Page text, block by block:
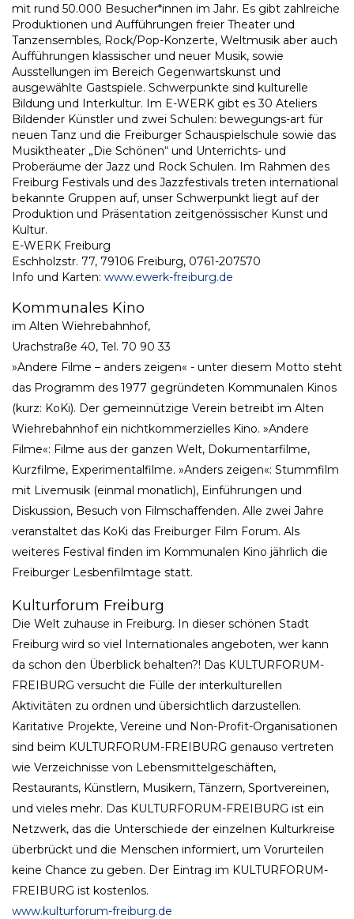
mit rund 50.000 Besucher*innen im Jahr. Es gibt zahlreiche
Produktionen und Aufführungen freier Theater und
Tanzensembles, Rock/Pop-Konzerte, Weltmusik aber auch
Aufführungen klassischer und neuer Musik, sowie
Ausstellungen im Bereich Gegenwartskunst und
ausgewählte Gastspiele. Schwerpunkte sind kulturelle
Bildung und Interkultur. Im E-WERK gibt es 30 Ateliers
Bildender Künstler und zwei Schulen: bewegungs-art für
neuen Tanz und die Freiburger Schauspielschule sowie das
Musiktheater „Die Schönen“ und Unterrichts- und
Proberäume der Jazz und Rock Schulen. Im Rahmen des
Freiburg Festivals und des Jazzfestivals treten international
bekannte Gruppen auf, unser Schwerpunkt liegt auf der
Produktion und Präsentation zeitgenössischer Kunst und
Kultur.
E-WERK Freiburg
Eschholzstr. 77, 79106 Freiburg, 0761-207570
Info und Karten: www.ewerk-freiburg.de
Kommunales Kino
im Alten Wiehrebahnhof,
Urachstraße 40, Tel. 70 90 33
»Andere Filme – anders zeigen« - unter diesem Motto steht
das Programm des 1977 gegründeten Kommunalen Kinos
(kurz: KoKi). Der gemeinnützige Verein betreibt im Alten
Wiehrebahnhof ein nichtkommerzielles Kino. »Andere
Filme«: Filme aus der ganzen Welt, Dokumentarfilme,
Kurzfilme, Experimentalfilme. »Anders zeigen«: Stummfilm
mit Livemusik (einmal monatlich), Einführungen und
Diskussion, Besuch von Filmschaffenden. Alle zwei Jahre
veranstaltet das KoKi das Freiburger Film Forum. Als
weiteres Festival finden im Kommunalen Kino jährlich die
Freiburger Lesbenfilmtage statt.
Kulturforum Freiburg
Die Welt zuhause in Freiburg. In dieser schönen Stadt
Freiburg wird so viel Internationales angeboten, wer kann
da schon den Überblick behalten?! Das KULTURFORUM-
FREIBURG versucht die Fülle der interkulturellen
Aktivitäten zu ordnen und übersichtlich darzustellen.
Karitative Projekte, Vereine und Non-Profit-Organisationen
sind beim KULTURFORUM-FREIBURG genauso vertreten
wie Verzeichnisse von Lebensmittelgeschäften,
Restaurants, Künstlern, Musikern, Tänzern, Sportvereinen,
und vieles mehr. Das KULTURFORUM-FREIBURG ist ein
Netzwerk, das die Unterschiede der einzelnen Kulturkreise
überbrückt und die Menschen informiert, um Vorurteilen
keine Chance zu geben. Der Eintrag im KULTURFORUM-
FREIBURG ist kostenlos.
www.kulturforum-freiburg.de